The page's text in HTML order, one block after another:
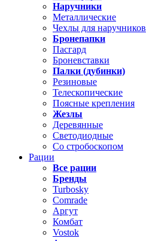
Наручники
Металлические
Чехлы для наручников
Бронепапки
Пасгард
Броневставки
Палки (дубинки)
Резиновые
Телескопические
Поясные крепления
Жезлы
Деревянные
Светодиодные
Со стробоскопом
Рации
Все рации
Бренды
Turbosky
Comrade
Аргут
Комбат
Vostok